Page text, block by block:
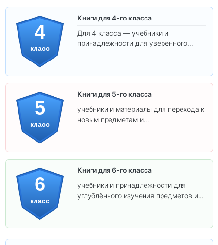
4
класс
Книги для 4-го класса
Для 4 класса — учебники и
принадлежности для уверенного
5
класс
Книги для 5-го класса
учебники и материалы для перехода к
новым предметам и
6
класс
Книги для 6-го класса
учебники и принадлежности для
углублённого изучения предметов и